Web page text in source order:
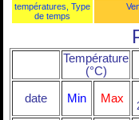
températures, Type
de temps
Température
(°C)
date Min Max